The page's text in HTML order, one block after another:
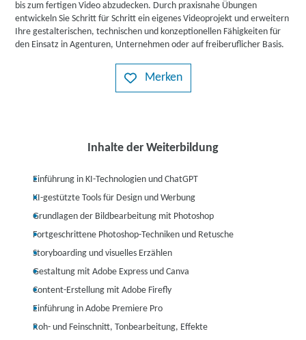
bis zum fertigen Video abzudecken. Durch praxisnahe Übungen
entwickeln Sie Schritt für Schritt ein eigenes Videoprojekt und erweitern
Ihre gestalterischen, technischen und konzeptionellen Fähigkeiten für
den Einsatz in Agenturen, Unternehmen oder auf freiberuflicher Basis.
Merken
Inhalte der Weiterbildung
Einführung in KI-Technologien und ChatGPT
KI-gestützte Tools für Design und Werbung
Grundlagen der Bildbearbeitung mit Photoshop
Fortgeschrittene Photoshop-Techniken und Retusche
Storyboarding und visuelles Erzählen
Gestaltung mit Adobe Express und Canva
Content-Erstellung mit Adobe Firefly
Einführung in Adobe Premiere Pro
Roh- und Feinschnitt, Tonbearbeitung, Effekte